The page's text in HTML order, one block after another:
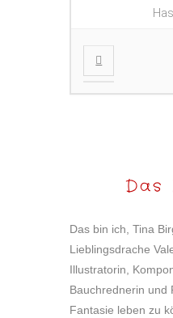
Das
Das bin ich, Tina
Lieblingsdrache
Illustratorin,
Bauchrednerin und
Fantasie leben zu